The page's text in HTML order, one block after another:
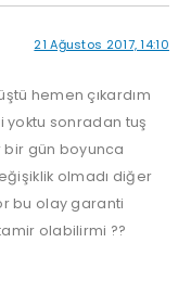
21 Ağustos 2017, 14:10
hemen çıkardım
yoktu sonradan tuş
bir gün boyunca
olmadı diğer
bu olay garanti
olabilirmi ??